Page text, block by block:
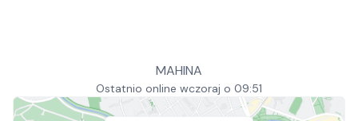
MAHINA
Ostatnio online wczoraj o 09:51